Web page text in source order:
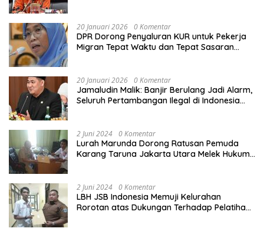
20 Januari 2026 0 Komentar
DPR Dorong Penyaluran KUR untuk Pekerja
Migran Tepat Waktu dan Tepat Sasaran
20 Januari 2026 0 Komentar
Jamaludin Malik: Banjir Berulang Jadi Alarm,
Seluruh Pertambangan Ilegal di Indonesia
2 Juni 2024 0 Komentar
Lurah Marunda Dorong Ratusan Pemuda
Karang Taruna Jakarta Utara Melek Hukum
2 Juni 2024 0 Komentar
LBH JSB Indonesia Memuji Kelurahan
Rorotan atas Dukungan Terhadap Pelatihan